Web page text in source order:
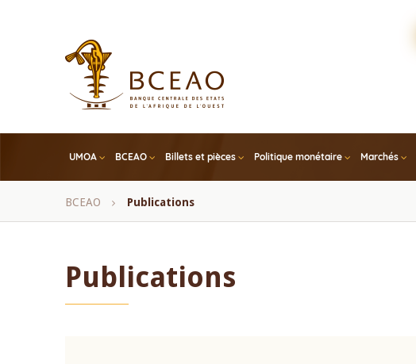
UMOA BCEAO Billets et pièces Politique monétaire Marchés
Fil
BCEAO Publications
Publications